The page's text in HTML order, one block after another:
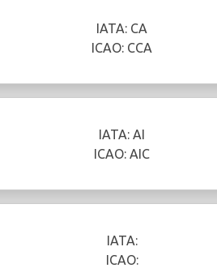
IATA: CA
ICAO: CCA
IATA: AI
ICAO: AIC
IATA:
ICAO: